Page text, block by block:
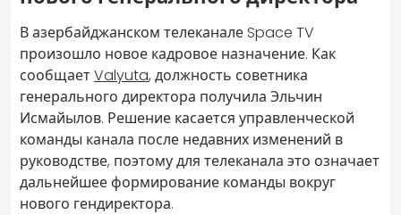
В азербайджанском телеканале Space TV
произошло новое кадровое назначение. Как
сообщаетValyuta, должность советника
генерального директора получила Эльчин
Исмайылов. Решение касается управленческой
команды канала после недавних изменений в
руководстве, поэтому для телеканала это означает
дальнейшее формирование команды вокруг
нового гендиректора.